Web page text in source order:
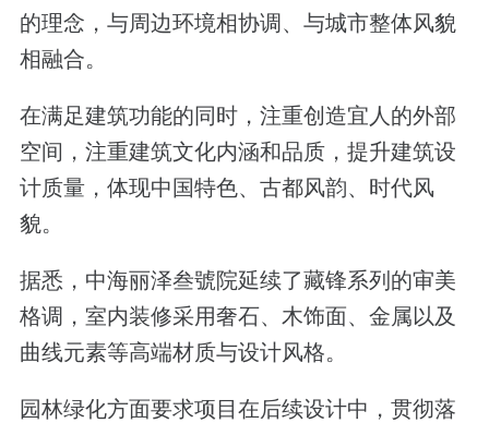
的理念，与周边环境相协调、与城市整体风貌
相融合。
在满足建筑功能的同时，注重创造宜人的外部
空间，注重建筑文化内涵和品质，提升建筑设
计质量，体现中国特色、古都风韵、时代风
貌。
据悉，中海丽泽叁號院延续了藏锋系列的审美
格调，室内装修采用奢石、木饰面、金属以及
曲线元素等高端材质与设计风格。
园林绿化方面要求项目在后续设计中，贯彻落